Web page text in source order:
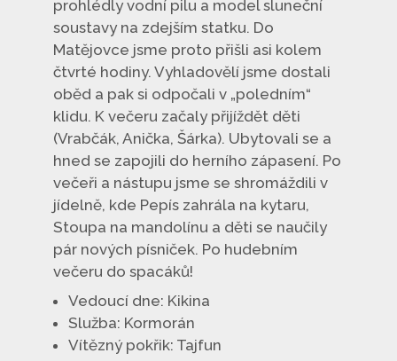
prohlédly vodní pilu a model sluneční
soustavy na zdejším statku. Do
Matějovce jsme proto přišli asi kolem
čtvrté hodiny. Vyhladovělí jsme dostali
oběd a pak si odpočali v „poledním“
klidu. K večeru začaly přijíždět děti
(Vrabčák, Anička, Šárka). Ubytovali se a
hned se zapojili do herního zápasení. Po
večeři a nástupu jsme se shromáždili v
jídelně, kde Pepís zahrála na kytaru,
Stoupa na mandolínu a děti se naučily
pár nových písniček. Po hudebním
večeru do spacáků!
Vedoucí dne: Kikina
Služba: Kormorán
Vítězný pokřik: Tajfun